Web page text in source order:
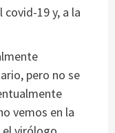
19 y, a la
pero no se
vemos en la